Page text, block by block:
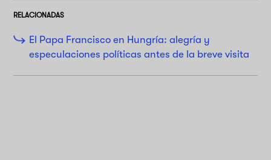
RELACIONADAS
El Papa Francisco en Hungría: alegría y
especulaciones políticas antes de la breve visita